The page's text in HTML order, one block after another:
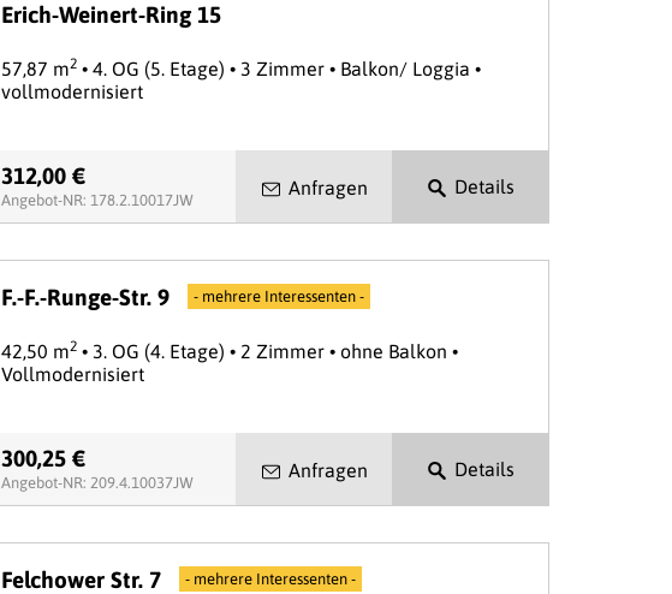
Erich-Weinert-Ring 15
57,87 m2• 4. OG (5. Etage) • 3 Zimmer • Balkon/ Loggia •
vollmodernisiert
312,00 €
Angebot-NR: 178.2.10017JW
Anfragen Details
F.-F.-Runge-Str. 9 - mehrere Interessenten -
42,50 m2• 3. OG (4. Etage) • 2 Zimmer • ohne Balkon •
Vollmodernisiert
300,25 €
Angebot-NR: 209.4.10037JW
Anfragen Details
Felchower Str. 7 - mehrere Interessenten -